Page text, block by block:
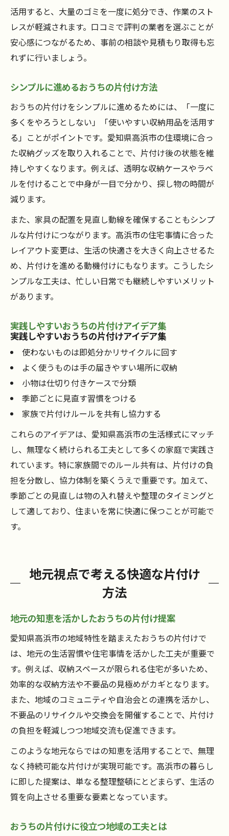
活用すると、大量のゴミを一度に処分でき、作業のスト
レスが軽減されます。口コミで評判の業者を選ぶことが
安心感につながるため、事前の相談や見積もり取得も忘
れずに行いましょう。
シンプルに進めるおうちの片付け方法
おうちの片付けをシンプルに進めるためには、「一度に
多くをやろうとしない」「使いやすい収納用品を活用す
る」ことがポイントです。愛知県高浜市の住環境に合っ
た収納グッズを取り入れることで、片付け後の状態を維
持しやすくなります。例えば、透明な収納ケースやラベ
ルを付けることで中身が一目で分かり、探し物の時間が
減ります。
また、家具の配置を見直し動線を確保することもシンプ
ルな片付けにつながります。高浜市の住宅事情に合った
レイアウト変更は、生活の快適さを大きく向上させるた
め、片付けを進める動機付けにもなります。こうしたシ
ンプルな工夫は、忙しい日常でも継続しやすいメリット
があります。
実践しやすいおうちの片付けアイデア集
実践しやすいおうちの片付けアイデア集
使わないものは即処分かリサイクルに回す
よく使うものは手の届きやすい場所に収納
小物は仕切り付きケースで分類
季節ごとに見直す習慣をつける
家族で片付けルールを共有し協力する
これらのアイデアは、愛知県高浜市の生活様式にマッチ
し、無理なく続けられる工夫として多くの家庭で実践さ
れています。特に家族間でのルール共有は、片付けの負
担を分散し、協力体制を築くうえで重要です。加えて、
季節ごとの見直しは物の入れ替えや整理のタイミングと
して適しており、住まいを常に快適に保つことが可能で
す。
地元視点で考える快適な片付け
方法
地元の知恵を活かしたおうちの片付け提案
愛知県高浜市の地域特性を踏まえたおうちの片付けで
は、地元の生活習慣や住宅事情を活かした工夫が重要で
す。例えば、収納スペースが限られる住宅が多いため、
効率的な収納方法や不要品の見極めがカギとなります。
また、地域のコミュニティや自治会との連携を活かし、
不要品のリサイクルや交換会を開催することで、片付け
の負担を軽減しつつ地域交流も促進できます。
このような地元ならではの知恵を活用することで、無理
なく持続可能な片付けが実現可能です。高浜市の暮らし
に即した提案は、単なる整理整頓にとどまらず、生活の
質を向上させる重要な要素となっています。
おうちの片付けに役立つ地域の工夫とは